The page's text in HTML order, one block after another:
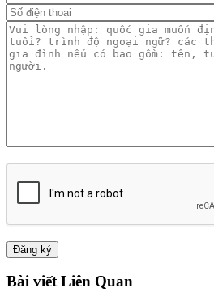
Bài viết Liên Quan